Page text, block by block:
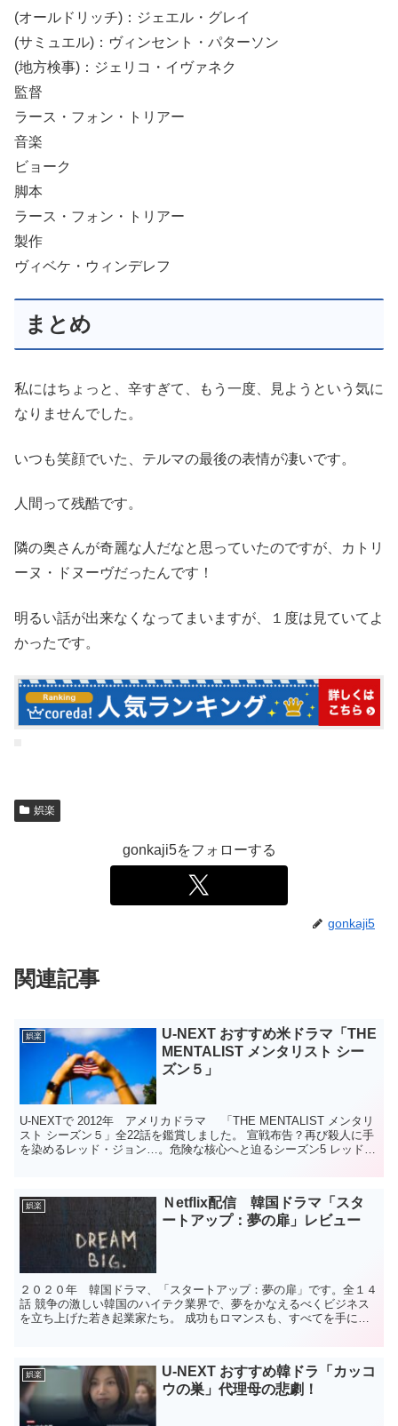
(オールドリッチ)：ジェエル・グレイ
(サミュエル)：ヴィンセント・パターソン
(地方検事)：ジェリコ・イヴァネク
監督
ラース・フォン・トリアー
音楽
ビョーク
脚本
ラース・フォン・トリアー
製作
ヴィベケ・ウィンデレフ
まとめ
私にはちょっと、辛すぎて、もう一度、見ようという気に
なりませんでした。
いつも笑顔でいた、テルマの最後の表情が凄いです。
人間って残酷です。
隣の奥さんが奇麗な人だなと思っていたのですが、カトリ
ーヌ・ドヌーヴだったんです！
明るい話が出来なくなってまいますが、１度は見ていてよ
かったです。
娯楽
gonkaji5をフォローする
gonkaji5
関連記事
娯楽
U-NEXT おすすめ米ドラマ「THE
MENTALIST メンタリスト シー
ズン５」
U-NEXTで 2012年 アメリカドラマ 「THE MENTALIST メンタリ
スト シーズン５」全22話を鑑賞しました。 宣戦布告？再び殺人に手
を染めるレッド・ジョン…。危険な核心へと迫るシーズン5 レッド・
娯楽
Ｎetflix配信 韓国ドラマ「スタ
ートアップ：夢の扉」レビュー
２０２０年 韓国ドラマ、「スタートアップ：夢の扉」です。全１４
話 競争の激しい韓国のハイテク業界で、夢をかなえるべくビジネス
を立ち上げた若き起業家たち。 成功もロマンスも、すべてを手に入
娯楽
U-NEXT おすすめ韓ドラ「カッコ
ウの巣」代理母の悲劇！